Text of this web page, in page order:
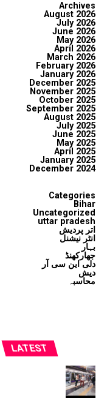
Archives
August 2026
July 2026
June 2026
May 2026
April 2026
March 2026
February 2026
January 2026
December 2025
November 2025
October 2025
September 2025
August 2025
July 2025
June 2025
May 2025
April 2025
January 2025
December 2024
Categories
Bihar
Uncategorized
uttar pradesh
اتر پردیش
انٹر نیشنل
بہار
جھارکھنڈ
دلی این سی آر
دیش
محاسبہ
LATEST